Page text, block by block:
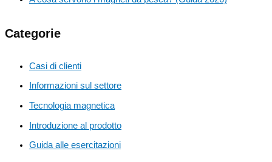
Categorie
Casi di clienti
Informazioni sul settore
Tecnologia magnetica
Introduzione al prodotto
Guida alle esercitazioni